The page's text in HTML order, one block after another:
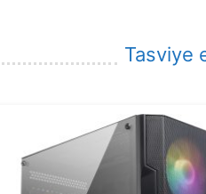
Tasviye